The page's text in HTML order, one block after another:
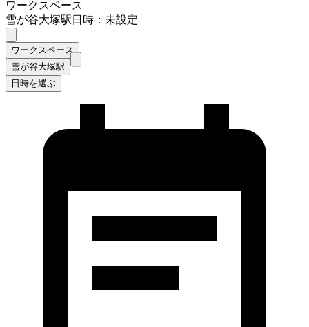
ワークスペース
雪が谷大塚駅日時：未設定
ワークスペース
雪が谷大塚駅
日時を選ぶ